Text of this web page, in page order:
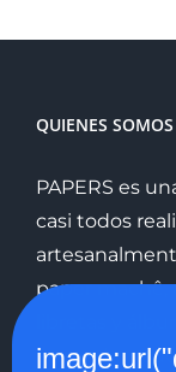
QUIENES SOMOS
PAPERS es
casi todos
paper machê,